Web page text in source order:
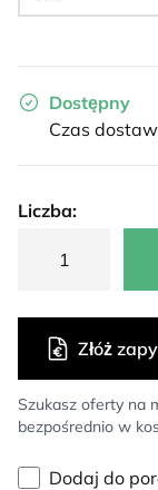
Dostępny
Czas
Liczba:
Szukasz oferty na
bezpośrednio w
Złóż
Dodaj do